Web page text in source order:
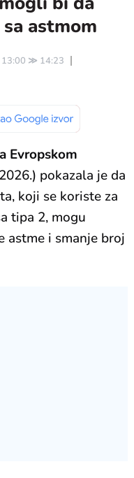
astmom
≫ 14:23
Evropskom
pokazala je da
koji se koriste za
tipa 2, mogu
astme i smanje broj